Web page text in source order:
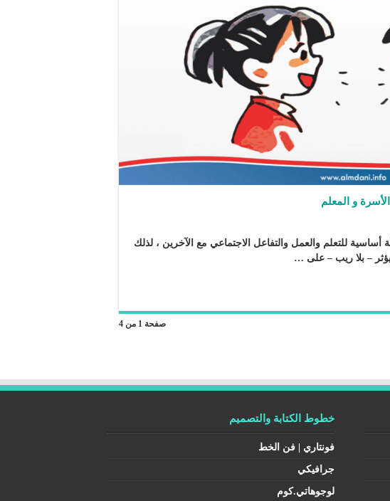
و المعلم
للتعلم والعمل والتفاعل الاجتماعي مع الآخرين ، لذلك
– بلا ريب – على …
صفحة 1 من 4
خطوط الكتابة والتصميم
فونتاري | فن الخط
جرافيكي
لوجوهاتي.كوم